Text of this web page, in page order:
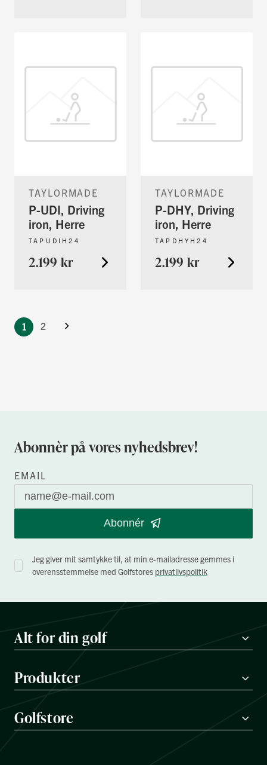
TAYLORMADE
P-UDI, Driving
iron, Herre
TAPUDIH24
2.199 kr
TAYLORMADE
P-DHY, Driving
iron, Herre
TAPDHYH24
2.199 kr
Side
i
øjeblikket
1 2 Videre
Abonnèr på vores nyhedsbrev!
EMAIL
Abonnér
Jeg giver mit samtykke til, at min e-mailadresse gemmes i
overensstemmelse med Golfstores privatlivspolitik
Alt for din golf
Produkter
Golfstore